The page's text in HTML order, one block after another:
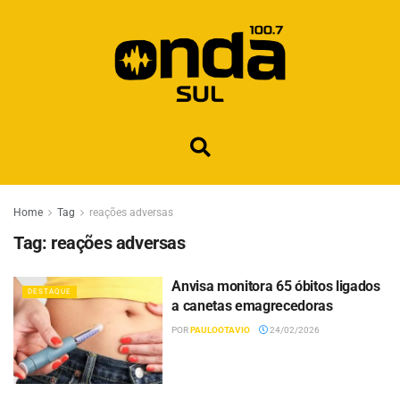
Home Tag reações adversas
Tag: reações adversas
DESTAQUE
Anvisa monitora 65 óbitos ligados
a canetas emagrecedoras
PORPAULOOTAVIO 24/02/2026